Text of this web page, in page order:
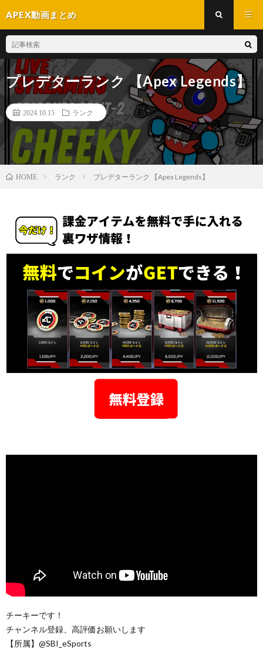
APEX動画まとめ
プレデターランク 【Apex Legends】
2024.10.15 ランク
HOME ランク プレデターランク 【Apex Legends】
チーキーです！
チャンネル登録、高評価お願いします
【所属】@SBI_eSports